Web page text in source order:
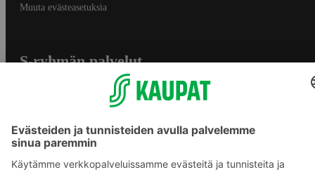
Muuta evästeasetuksia
S-ryhmän palvelut
Yhteishyvä Ruoka -sovellus
S-ostoslista -sovellus
Prisma.fi